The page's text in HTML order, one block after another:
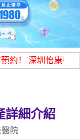
！ 深圳怡康醫院
詳細介紹
院